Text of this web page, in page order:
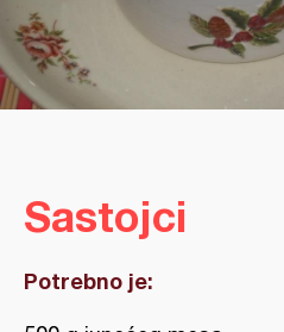
Sastojci
Potrebno je: